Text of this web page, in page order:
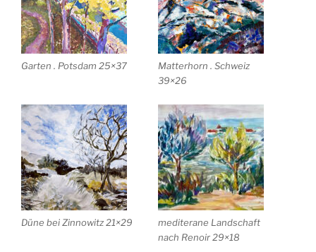
Garten . Potsdam 25×37
Matterhorn . Schweiz
39×26
Düne bei Zinnowitz 21×29
mediterane Landschaft
nach Renoir 29×18